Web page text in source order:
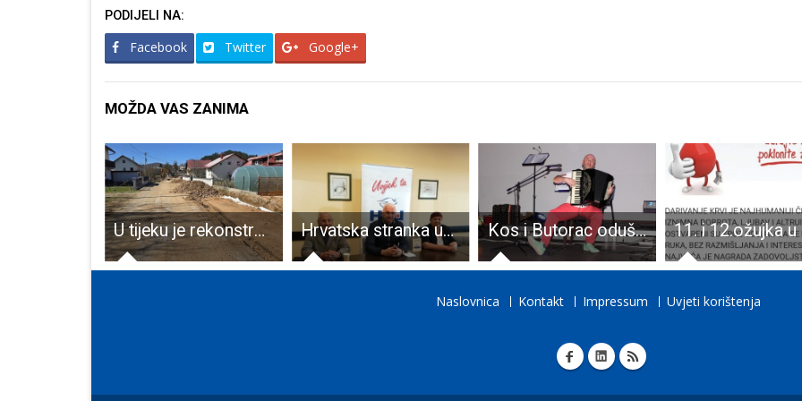
PODIJELI NA:
Facebook Twitter Google+
MOŽDA VAS ZANIMA
U tijeku je rekonstrukcija ulice Bana Jelačića u Perušiću Hrvatska stranka umirovljenika kreće s inicijativom uvođenja obiteljskih mirovina Kos i Butorac oduševili publiku
Naslovnica Kontakt Impressum Uvjeti korištenja